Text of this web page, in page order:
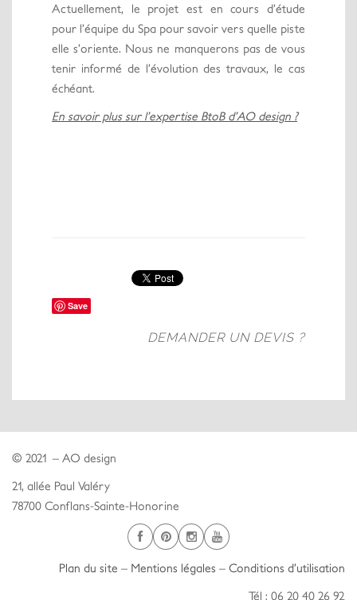
Actuellement, le projet est en cours d’étude
pour l’équipe du Spa pour savoir vers quelle piste
elle s’oriente. Nous ne manquerons pas de vous
tenir informé de l’évolution des travaux, le cas
échéant.
En savoir plus sur l’expertise BtoB d’AO design ?
Save
DEMANDER UN DEVIS ?
© 2021 – AO design
21, allée Paul Valéry
78700 Conflans-Sainte-Honorine
Plan du site – Mentions légales – Conditions d’utilisation
Tél : 06 20 40 26 92